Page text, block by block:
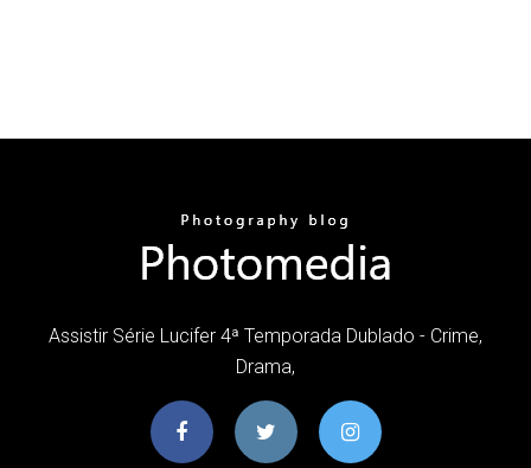
Assistir Série Lucifer 4ª Temporada Dublado - Crime,
Drama,